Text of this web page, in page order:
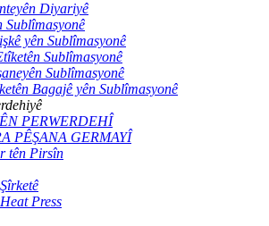
Diyariyê
Sublîmasyonê
yên Sublîmasyonê
Sublîmasyonê
Sublîmasyonê
Bagajê yên Sublîmasyonê
PERWERDEHÎ
PÊŞANA GERMAYÎ
tên Pirsîn
Press